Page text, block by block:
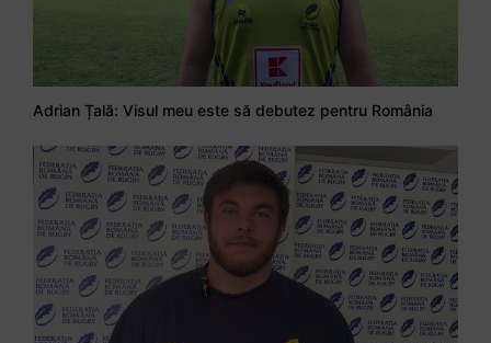
Adrian Țală: Visul meu este să debutez pentru România